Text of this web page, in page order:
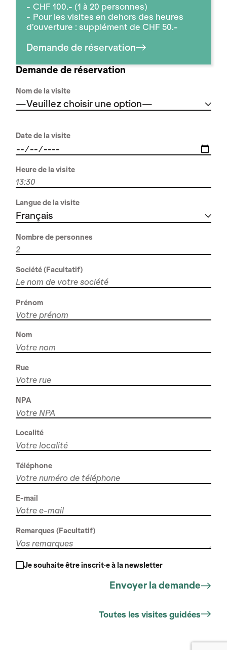
CHF 100.- (1 à 20 personnes)
Pour les visites en dehors des heures
d’ouverture : supplément de CHF 50.-
Demande de réservation
Demande de réservation
Nom de la visite
—Veuillez choisir une option—
Date de la visite
Heure de la visite
Langue de la visite
Français
Nombre de personnes
Société (Facultatif)
Prénom
Nom
Rue
NPA
Localité
Téléphone
E-mail
Remarques (Facultatif)
Je souhaite être inscrit·e à la newsletter
Toutes les visites guidées